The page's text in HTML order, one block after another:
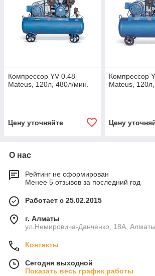
Компрессор YV-0.48
Mateus, 120л, 480л/мин.
Цену уточняйте
Компрессор
Mateus,
Цену
О нас
Рейтинг не сформирован
Менее 5 отзывов за последний год
Работает с 25.02.2015
г. Алматы
ул.Немировича-Данченко, 18А,
Контакты
Сегодня выходной
Показать весь график работы